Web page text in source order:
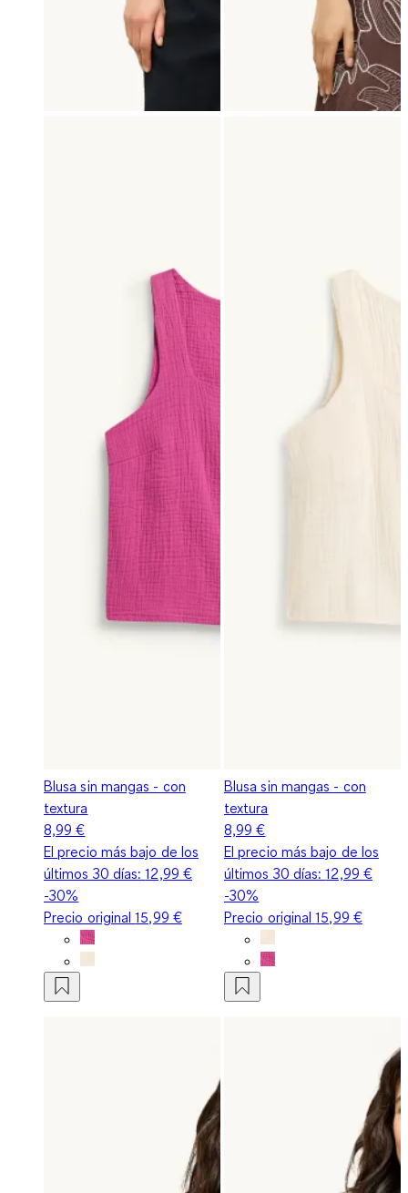
Blusa sin mangas - con
textura
8,99 €
El precio más bajo de los
últimos 30 días:12,99 €
-30%
Precio original15,99 €
Blusa sin mangas - con
textura
8,99 €
El precio más bajo de los
últimos 30 días:12,99 €
-30%
Precio original15,99 €